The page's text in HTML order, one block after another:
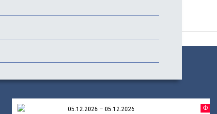
05.12.2026 – 05.12.2026